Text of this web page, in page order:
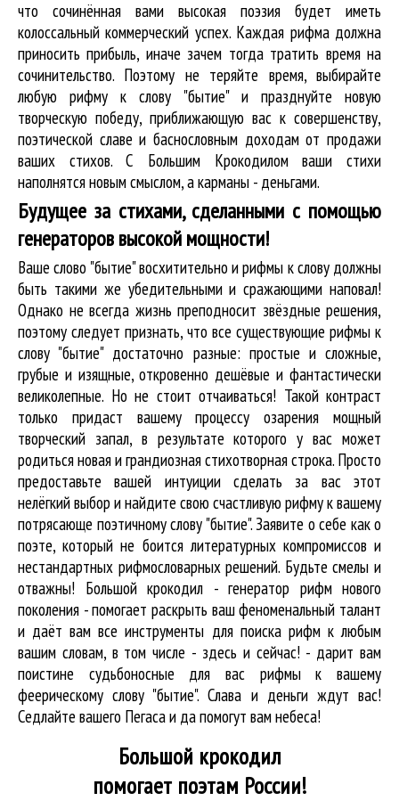
что сочинённая вами высокая поэзия будет иметь
колоссальный коммерческий успех. Каждая рифма должна
приносить прибыль, иначе зачем тогда тратить время на
сочинительство. Поэтому не теряйте время, выбирайте
любую рифму к слову "бытие" и празднуйте новую
творческую победу, приближающую вас к совершенству,
поэтической славе и баснословным доходам от продажи
ваших стихов. С Большим Крокодилом ваши стихи
наполнятся новым смыслом, а карманы - деньгами.
Будущее за стихами, сделанными с помощью
генераторов высокой мощности!
Ваше слово "бытие" восхитительно и рифмы к слову должны
быть такими же убедительными и сражающими наповал!
Однако не всегда жизнь преподносит звёздные решения,
поэтому следует признать, что все существующие рифмы к
слову "бытие" достаточно разные: простые и сложные,
грубые и изящные, откровенно дешёвые и фантастически
великолепные. Но не стоит отчаиваться! Такой контраст
только придаст вашему процессу озарения мощный
творческий запал, в результате которого у вас может
родиться новая и грандиозная стихотворная строка. Просто
предоставьте вашей интуиции сделать за вас этот
нелёгкий выбор и найдите свою счастливую рифму к вашему
потрясающе поэтичному слову "бытие". Заявите о себе как о
поэте, который не боится литературных компромиссов и
нестандартных рифмословарных решений. Будьте смелы и
отважны! Большой крокодил - генератор рифм нового
поколения - помогает раскрыть ваш феноменальный талант
и даёт вам все инструменты для поиска рифмк любым
вашим словам, в том числе - здесь и сейчас! - дарит вам
поистине судьбоносные для вас рифмы к вашему
феерическому слову "бытие". Слава и деньги ждут вас!
Седлайте вашего Пегаса и да помогут вам небеса!
Большой крокодил
помогает поэтам России!